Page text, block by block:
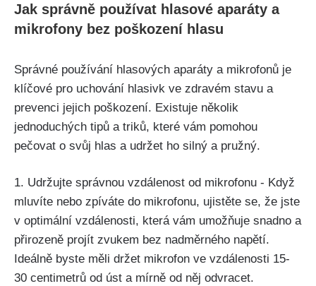
Jak ⁢správně používat hlasové aparáty a
mikrofony‌ bez poškození hlasu
Správné používání hlasových aparáty a mikrofonů je
klíčové pro uchování hlasivk ve zdravém stavu⁢ a
prevenci jejich poškození. Existuje několik
jednoduchých tipů ⁢a ‌triků,⁢ které vám​ pomohou
pečovat o svůj hlas a udržet ho silný a‍ pružný.
1. Udržujte správnou⁣ vzdálenost‌ od ​mikrofonu ⁢- ⁤Když
mluvíte ⁣nebo ‍zpíváte​ do ⁢mikrofonu,⁤ ujistěte se, že jste⁣
v optimální vzdálenosti, která vám⁢ umožňuje snadno ⁣a
přirozeně⁣ projít zvukem bez nadměrného napětí.
Ideálně byste měli držet mikrofon⁤ ve vzdálenosti 15-
30 centimetrů od úst ⁤a mírně od něj ‌odvracet.